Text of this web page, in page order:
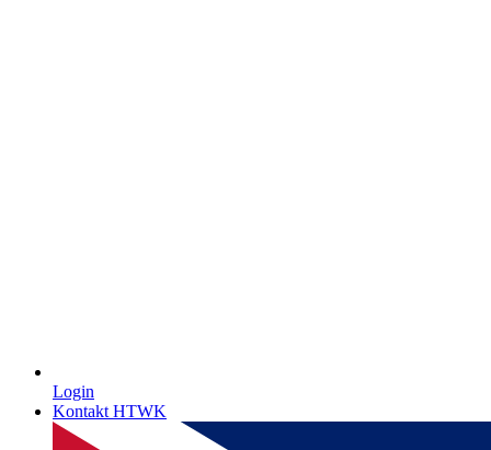
Login
Kontakt HTWK